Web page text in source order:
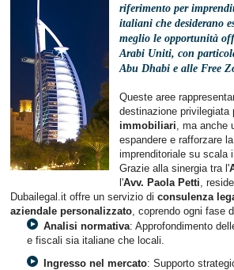
riferimento per
italiani che desiderano
meglio le opportunità
Arabi Uniti, con
Abu Dhabi e alle Free
Queste aree
destinazione privilegiata
immobiliari , ma
espandere e rafforzare
imprenditoriale su scala
Grazie alla sinergia tra l'
l'Avv. Paola Petti ,
Dubailegal.it offre un servizio diconsulenza
aziendale personalizzato , coprendo ogni fase
Analisi normativa: Approfondimento
e fiscali sia italiane che locali.
Ingresso nel mercato: Supporto